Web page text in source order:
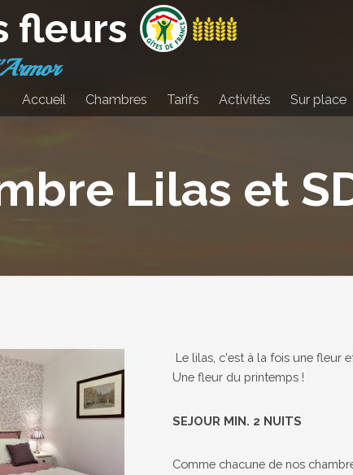
fleurs
Accueil Chambres Tarifs Activités Sur place
Lilas et
Le lilas, c'est à la fois une fleur
Une fleur du printemps !
SEJOUR MIN. 2 NUITS
Comme chacune de nos